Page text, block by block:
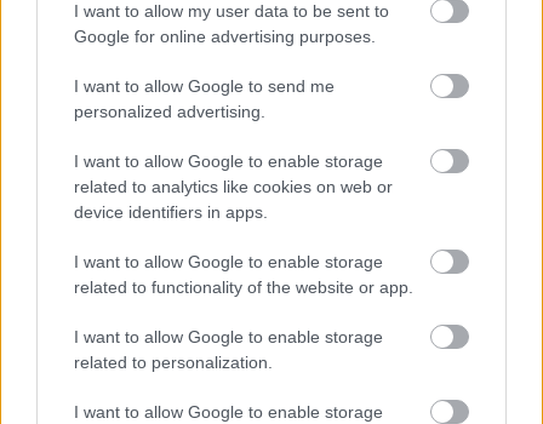
I want to allow my user data to be sent to
Google for online advertising purposes.
I want to allow Google to send me
personalized advertising.
I want to allow Google to enable storage
related to analytics like cookies on web or
device identifiers in apps.
I want to allow Google to enable storage
related to functionality of the website or app.
I want to allow Google to enable storage
related to personalization.
I want to allow Google to enable storage
előadók és dalok, a videóbeli felbukkanásuk
sorrendjében:
Soundgarden -Rusty Cage
Alice In Chains -Man In A Box
Stone Temple Pilots -Sex Type Thing
The Melvins -Revolve
Mad Season -River Of Deceit
Pearl Jam -Jeremy